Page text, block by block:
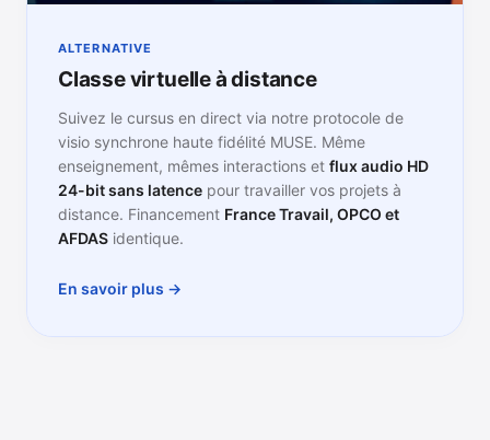
ALTERNATIVE
Classe virtuelle à distance
Suivez le cursus en direct via notre protocole de
visio synchrone haute fidélité MUSE. Même
enseignement, mêmes interactions et flux audio HD
24-bit sans latence pour travailler vos projets à
distance. Financement France Travail, OPCO et
AFDAS identique.
En savoir plus →